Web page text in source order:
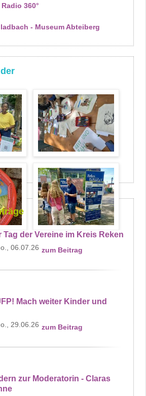
360°
- Museum Abteiberg
Tag der Vereine im Kreis Reken
06.07.26 zum Beitrag
Mach weiter Kinder und
29.06.26 zum Beitrag
zur Moderatorin - Claras